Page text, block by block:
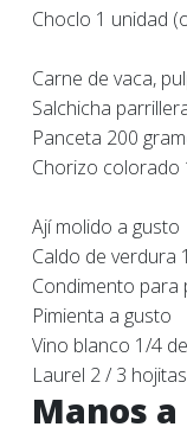
Choclo 1 unidad
Carne de vaca,
Salchicha
Panceta 200
Chorizo colorado
Ají molido a gusto
Caldo de verdura
Condimento para
Pimienta a gusto
Vino blanco 1/4
Laurel 2 / 3 hojitas
Manos